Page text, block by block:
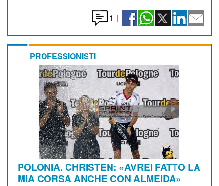
1 |
PROFESSIONISTI
POLONIA. CHRISTEN: «AVREI FATTO LA
MIA CORSA ANCHE CON ALMEIDA»